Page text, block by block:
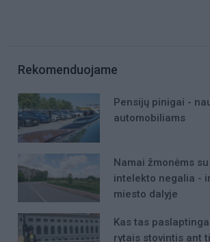
Rekomenduojame
Pensijų pinigai -
automobiliams
Namai žmonėms
intelekto negalia -
miesto dalyje
Kas tas
rytais stovintis ant